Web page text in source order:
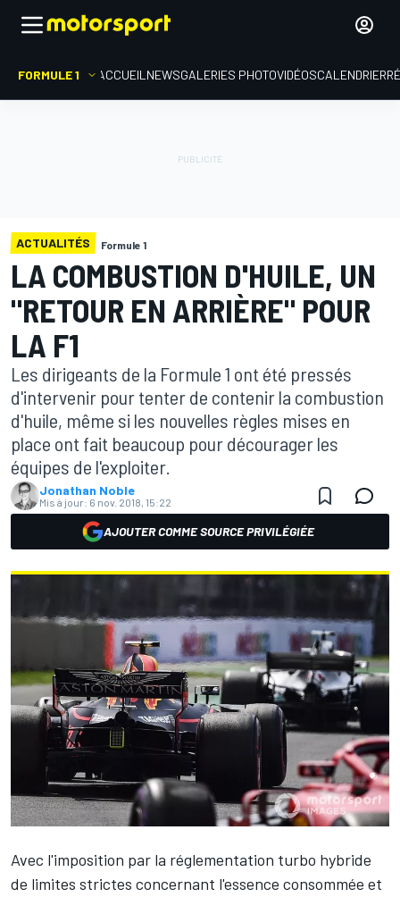
FORMULE 1 ACCUEIL NEWSGALERIES PHOTOVIDÉOSCALENDRIER
ACTUALITÉS Formule 1
LA COMBUSTION D'HUILE, UN
"RETOUR EN ARRIÈRE" POUR
LA F1
Les dirigeants de la Formule 1 ont été pressés
d'intervenir pour tenter de contenir la combustion
d'huile, même si les nouvelles règles mises en
place ont fait beaucoup pour décourager les
équipes de l'exploiter.
Jonathan Noble
Mis à jour: 6 nov. 2018, 15:22
AJOUTER COMME SOURCE PRIVILÉGIÉE
Avec l'imposition par la réglementation turbo hybride
de limites strictes concernant l'essence consommée et